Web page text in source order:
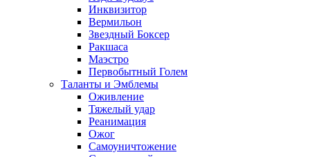
Инквизитор
Вермильон
Звездный Боксер
Ракшаса
Маэстро
Первобытный Голем
Таланты и Эмблемы
Оживление
Тяжелый удар
Реанимация
Ожог
Самоуничтожение